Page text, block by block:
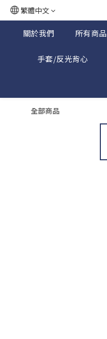
繁體中文
關於我們 所有商品
手套/反光背心
全部商品